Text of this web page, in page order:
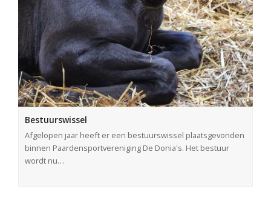
Bestuurswissel
Afgelopen jaar heeft er een bestuurswissel plaatsgevonden
binnen Paardensportvereniging De Donia's. Het bestuur
wordt nu…